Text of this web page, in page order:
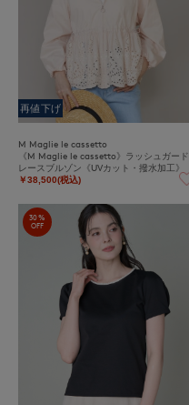
再値下げ
M Maglie le cassetto
《M Maglie le cassetto》ラッシュガード
レースブルゾン《UVカット・撥水加工》
￥38,500(税込)
30%
OFF